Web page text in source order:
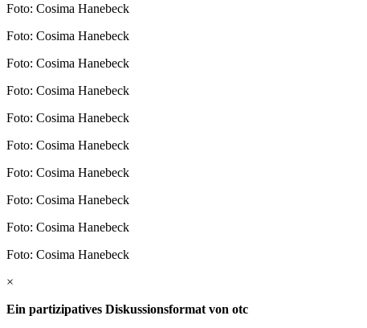
Foto: Cosima Hanebeck
Foto: Cosima Hanebeck
Foto: Cosima Hanebeck
Foto: Cosima Hanebeck
Foto: Cosima Hanebeck
Foto: Cosima Hanebeck
Foto: Cosima Hanebeck
Foto: Cosima Hanebeck
Foto: Cosima Hanebeck
Foto: Cosima Hanebeck
×
Ein partizipatives Diskussionsformat von otc